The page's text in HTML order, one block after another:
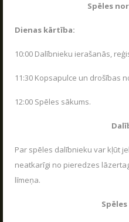
Spēles
Dienas kārtība:
10:00 Dalībnieku ierašanās,
11:30 Kopsapulce un drošības
12:00 Spēles sākums.
Par spēles dalībnieku var kļūt
neatkarīgi no pieredzes
līmeņa.